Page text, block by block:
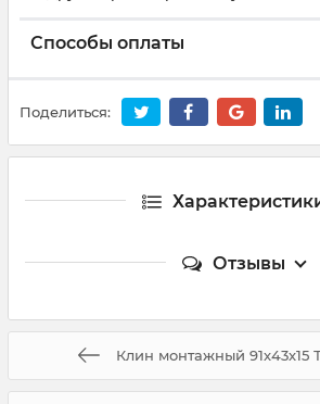
Способы оплаты
Поделиться:
Отзывы
Клин монтажный 91х43х15